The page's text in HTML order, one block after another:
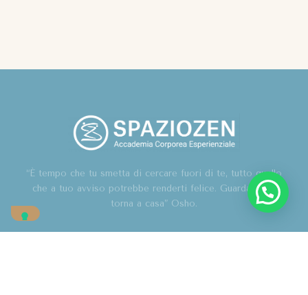
“È tempo che tu smetta di cercare fuori di te, tutto quello
che a tuo avviso potrebbe renderti felice. Guarda in te,
torna a casa” Osho.